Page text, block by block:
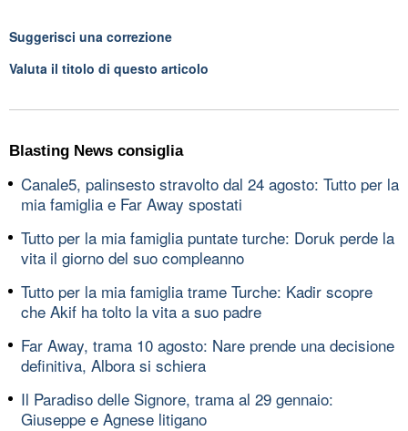
Suggerisci una correzione
Valuta il titolo di questo articolo
Blasting News consiglia
Canale5, palinsesto stravolto dal 24 agosto: Tutto per la
mia famiglia e Far Away spostati
Tutto per la mia famiglia puntate turche: Doruk perde la
vita il giorno del suo compleanno
Tutto per la mia famiglia trame Turche: Kadir scopre
che Akif ha tolto la vita a suo padre
Far Away, trama 10 agosto: Nare prende una decisione
definitiva, Albora si schiera
Il Paradiso delle Signore, trama al 29 gennaio:
Giuseppe e Agnese litigano